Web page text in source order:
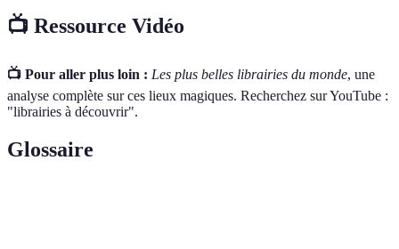
📺 Ressource Vidéo
📺 Pour aller plus loin : Les plus belles librairies du monde, une
analyse complète sur ces lieux magiques. Recherchez sur YouTube :
"librairies à découvrir".
Glossaire